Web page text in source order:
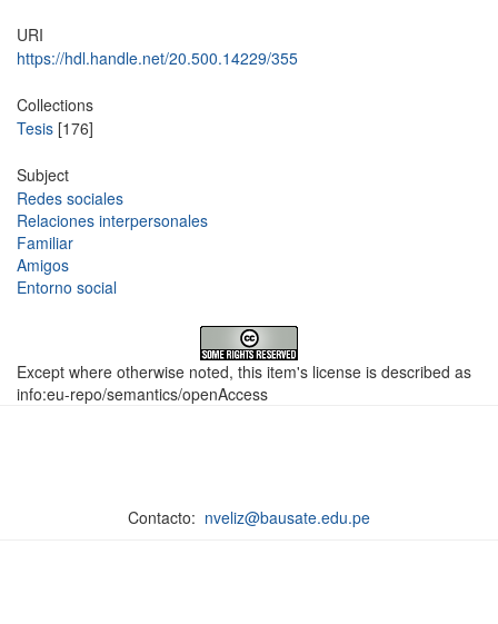
URI
https://hdl.handle.net/20.500.14229/355
Collections
Tesis [176]
Subject
Redes sociales
Relaciones interpersonales
Familiar
Amigos
Entorno social
Except where otherwise noted, this item's license is described as
info:eu-repo/semantics/openAccess
Contacto: nveliz@bausate.edu.pe